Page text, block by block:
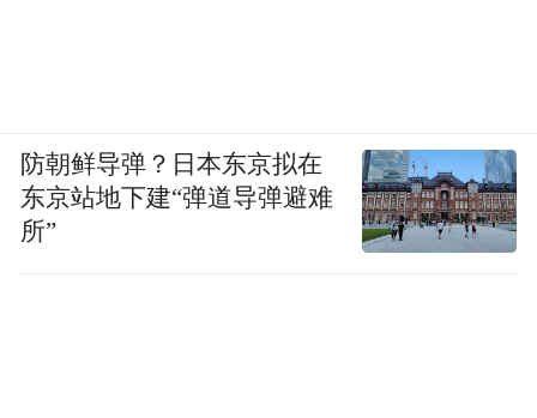
防朝鲜导弹？日本东京拟在
东京站地下建“弹道导弹避难
所”